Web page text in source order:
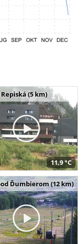
Repiská (5 km)
11,9 °C
Ďumbierom (12 km)